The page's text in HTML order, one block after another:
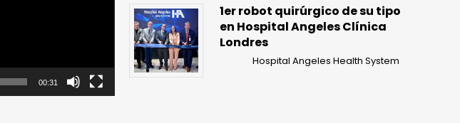
00:31
1er robot quirúrgico de su tipo
en Hospital Angeles Clínica
Londres
Hospital Angeles Health System